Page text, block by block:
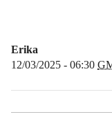
Erika
12/03/2025 - 06:30